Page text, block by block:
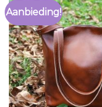
Aanbieding!